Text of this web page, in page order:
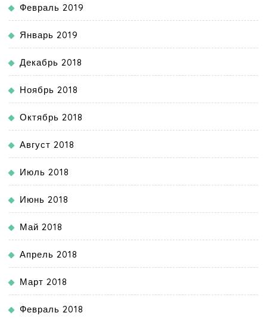
Февраль 2019
Январь 2019
Декабрь 2018
Ноябрь 2018
Октябрь 2018
Август 2018
Июль 2018
Июнь 2018
Май 2018
Апрель 2018
Март 2018
Февраль 2018